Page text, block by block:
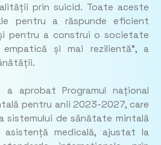
prin suicid. Toate aceste
pentru a răspunde eficient
pentru a construi o societate
și mai rezilientă”, a
a aprobat Programul național
pentru anii 2023-2027, care
sistemului de sănătate mintală
medicală, ajustat la